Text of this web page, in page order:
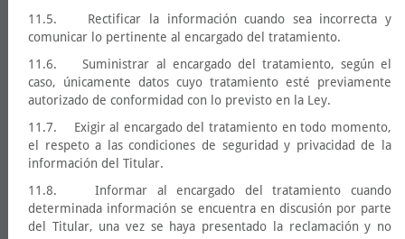
11.5. Rectificar la información cuando sea incorrecta y
comunicar lo pertinente al encargado del tratamiento.
11.6. Suministrar al encargado del tratamiento, según el
caso, únicamente datos cuyo tratamiento esté previamente
autorizado de conformidad con lo previsto en la Ley.
11.7. Exigir al encargado del tratamiento en todo momento,
el respeto a las condiciones de seguridad y privacidad de la
información del Titular.
11.8. Informar al encargado del tratamiento cuando
determinada información se encuentra en discusión por parte
del Titular, una vez se haya presentado la reclamación y no